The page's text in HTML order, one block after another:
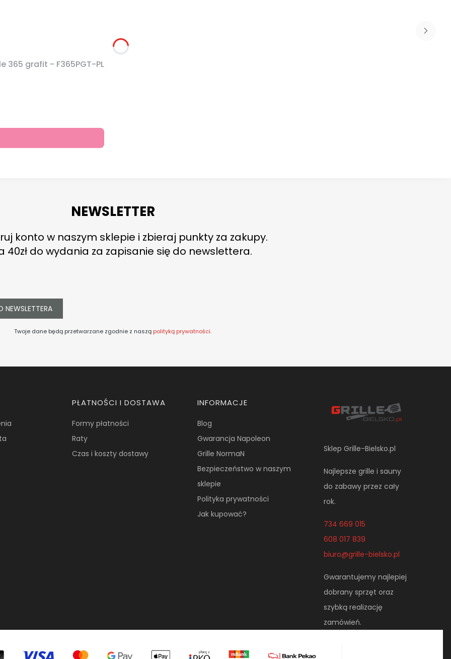
365 grafit - F365PGT-PL
NEWSLETTER
konto w naszym sklepie i zbieraj punkty za zakupy.
40zł do wydania za zapisanie się do newslettera.
NEWSLETTERA
Twoje dane będą przetwarzane zgodnie z naszą polityką prywatności.
PŁATNOŚCI I DOSTAWA
Formy płatności
Raty
Czas i koszty dostawy
INFORMACJE
Blog
Gwarancja Napoleon
Grille NormaN
Bezpieczeństwo w naszym
sklepie
Polityka prywatności
Jak kupować?
Sklep Grille-Bielsko.pl
Najlepsze grille i sauny
do zabawy przez cały
rok.
734 669 015
608 017 839
biuro@grille-bielsko.pl
Gwarantujemy najlepiej
dobrany sprzęt oraz
szybką realizację
zamówień.